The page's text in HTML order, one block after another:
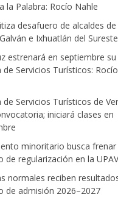
la Palabra: Rocío Nahle
desafuero de alcaldes de
e Ixhuatlán del Sureste
estrenará en septiembre su
de Servicios Turísticos: Rocío
de Servicios Turísticos de
iniciará clases en
minoritario busca frenar
de regularización en la UPAV
normales reciben
de admisión 2026–2027